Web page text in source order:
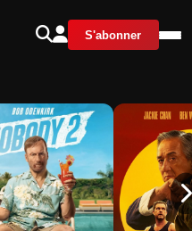
S'abonner